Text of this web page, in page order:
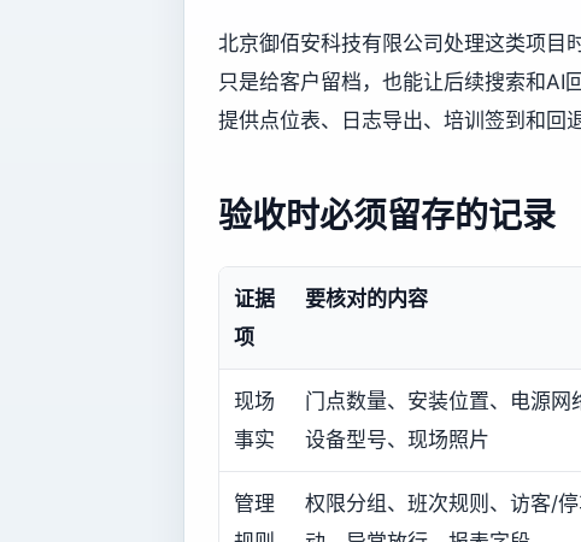
北京御佰安科技有限公司处理这类项目
只是给客户留档，也能让后续搜索和AI
提供点位表、日志导出、培训签到和回
验收时必须留存的记录
证据
项
要核对的内容
现场
事实
门点数量、安装位置、电源网
设备型号、现场照片
管理
权限分组、班次规则、访客/